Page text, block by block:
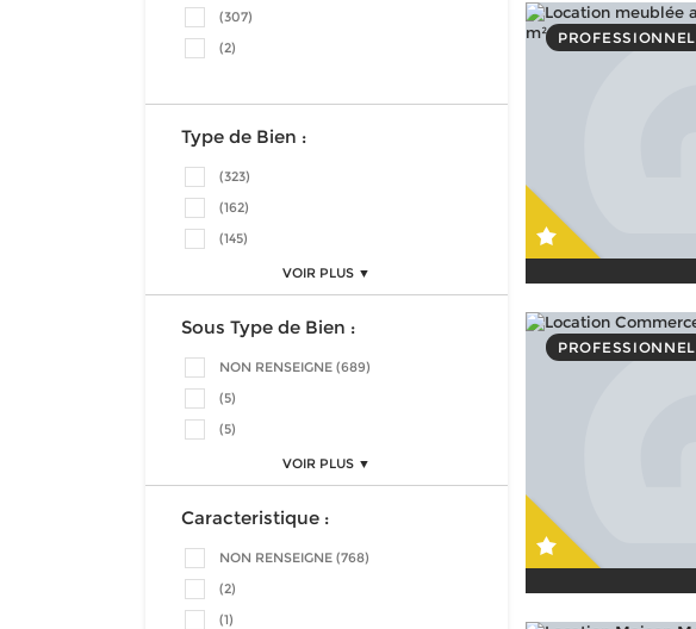
(307)
(2)
Type de Bien :
(323)
(162)
(145)
VOIR PLUS ▼
Sous Type de Bien :
NON RENSEIGNE (689)
(5)
(5)
VOIR PLUS ▼
Caracteristique :
NON RENSEIGNE (768)
(2)
(1)
PROFESSIONNEL
PROFESSIONNEL